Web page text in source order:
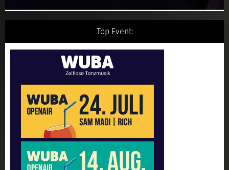
Top Event: